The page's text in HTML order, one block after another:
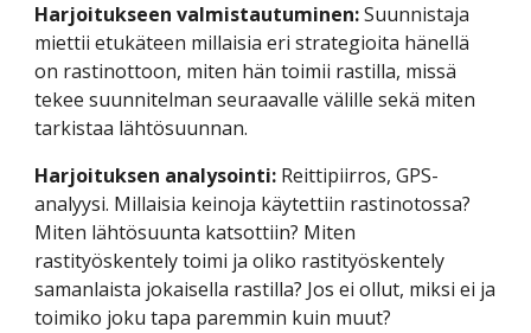
Harjoitukseen valmistautuminen: Suunnistaja
miettii etukäteen millaisia eri strategioita hänellä
on rastinottoon, miten hän toimii rastilla, missä
tekee suunnitelman seuraavalle välille sekä miten
tarkistaa lähtösuunnan.
Harjoituksen analysointi: Reittipiirros, GPS-
analyysi. Millaisia keinoja käytettiin rastinotossa?
Miten lähtösuunta katsottiin? Miten
rastityöskentely toimi ja oliko rastityöskentely
samanlaista jokaisella rastilla? Jos ei ollut, miksi ei ja
toimiko joku tapa paremmin kuin muut?